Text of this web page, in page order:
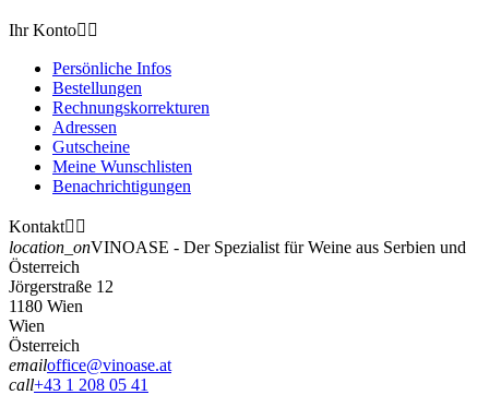
Ihr Konto 
Persönliche Infos
Bestellungen
Rechnungskorrekturen
Adressen
Gutscheine
Meine Wunschlisten
Benachrichtigungen
Kontakt 
location_onVINOASE - Der Spezialist für Weine aus Serbien und
Österreich
Jörgerstraße 12
1180 Wien
Wien
Österreich
emailoffice@vinoase.at
call+43 1 208 05 41